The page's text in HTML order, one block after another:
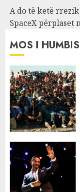
A do të ketë
SpaceX përplaset
MOS I